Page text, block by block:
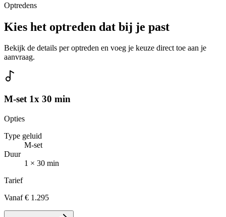
Optredens
Kies het optreden dat bij je past
Bekijk de details per optreden en voeg je keuze direct toe aan je
aanvraag.
M-set 1x 30 min
Opties
Type geluid
M-set
Duur
1 × 30 min
Tarief
Vanaf € 1.295